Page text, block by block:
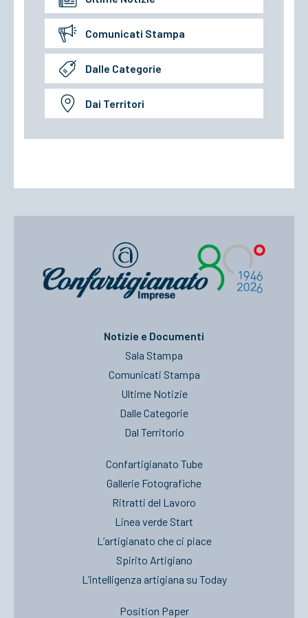
Comunicati Stampa
Dalle Categorie
Dai Territori
Notizie e Documenti
Sala Stampa
Comunicati Stampa
Ultime Notizie
Dalle Categorie
Dal Territorio
Confartigianato Tube
Gallerie Fotografiche
Ritratti del Lavoro
Linea verde Start
L’artigianato che ci piace
Spirito Artigiano
L’intelligenza artigiana su Today
Position Paper